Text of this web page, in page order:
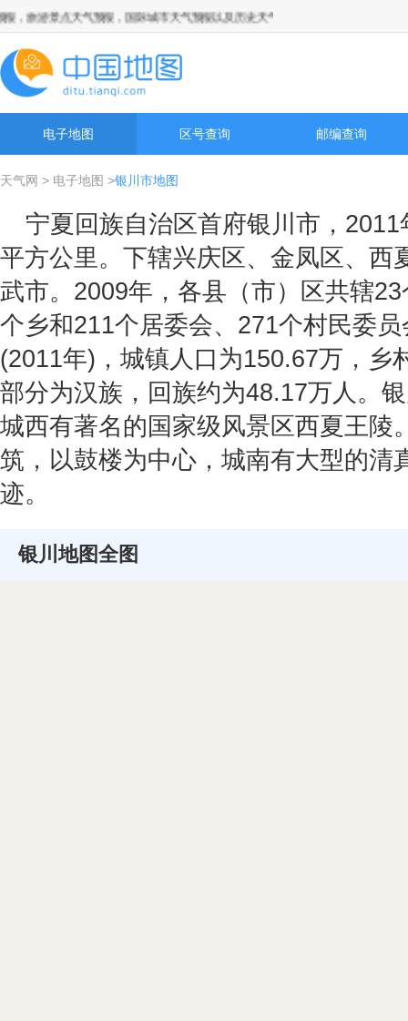
游景点天气预报，国际城市天气预报以及历史天气预报查询
电子地图 区号查询 邮编查询
天气网 > 电子地图 >银川市地图
宁夏回族自治区首府银川市，
平方公里。下辖兴庆区、金凤区、西
武市。2009年，各县（市）区共辖
个乡和211个居委会、271个村民委
(2011年)，城镇人口为150.67万，乡
部分为汉族，回族约为48.17万人。
城西有著名的国家级风景区西夏王陵
筑，以鼓楼为中心，城南有大型的清
迹。
银川地图全图